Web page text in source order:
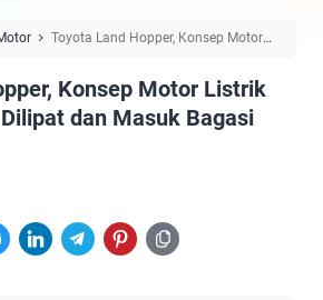
Toyota Land Hopper, Konsep Motor
Konsep Motor Listrik
dan Masuk Bagasi